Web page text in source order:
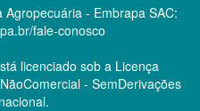
Agropecuária - Embrapa SAC:
fale-conosco
licenciado sob a Licença
- SemDerivações